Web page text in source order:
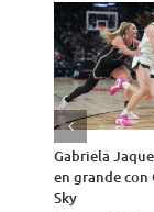
Gabriela
en grande con
Sky